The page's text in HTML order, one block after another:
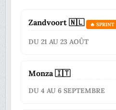
Zandvoort 🇳🇱 🔥 SPRINT
DU 21 AU 23 AOÛT
Monza 🇮🇹
DU 4 AU 6 SEPTEMBRE